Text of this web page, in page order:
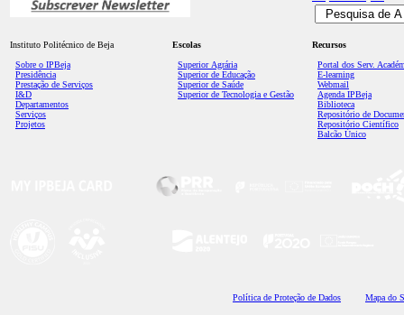
Instituto Politécnico de Beja
Sobre o IPBeja
Presidência
Prestação de Serviços
I&D
Departamentos
Serviços
Projetos
Escolas
Superior Agrária
Superior de Educação
Superior de Saúde
Superior de Tecnologia e Gestão
Recursos
Portal dos Serv.
E-learning
Webmail
Agenda IPBeja
Biblioteca
Repositório de
Repositório Científico
Balcão Único
Política de Proteção de Dados Mapa do